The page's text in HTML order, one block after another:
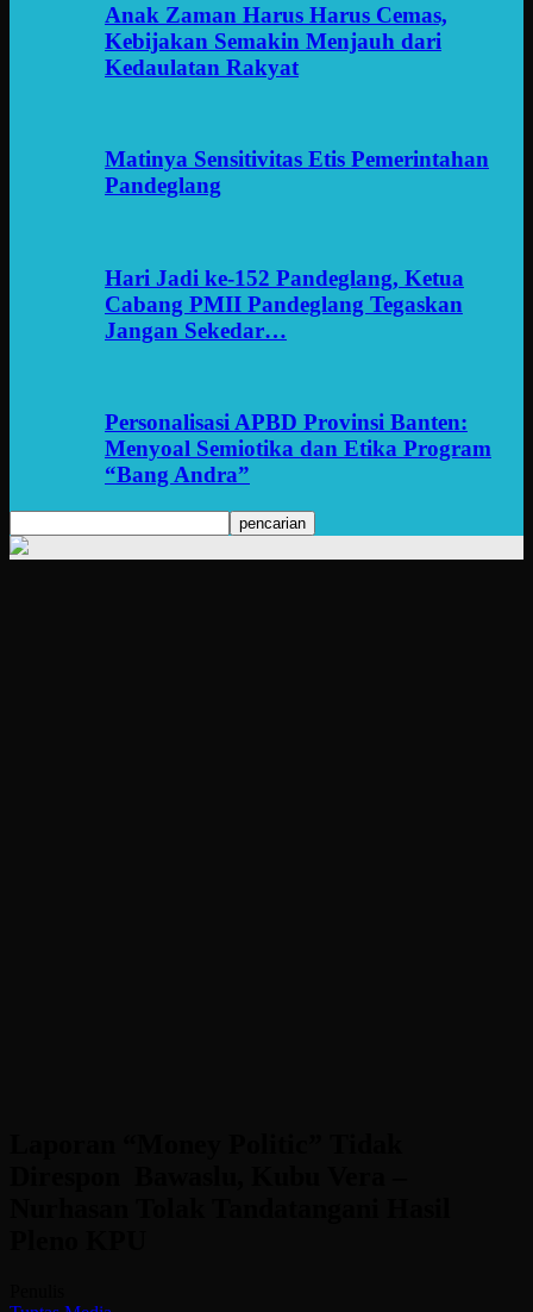
Anak Zaman Harus Harus Cemas,
Kebijakan Semakin Menjauh dari
Kedaulatan Rakyat
Matinya Sensitivitas Etis Pemerintahan
Pandeglang
Hari Jadi ke-152 Pandeglang, Ketua
Cabang PMII Pandeglang Tegaskan
Jangan Sekedar…
Personalisasi APBD Provinsi Banten:
Menyoal Semiotika dan Etika Program
“Bang Andra”